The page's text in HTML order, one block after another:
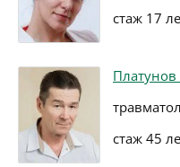
стаж 17
стаж 45